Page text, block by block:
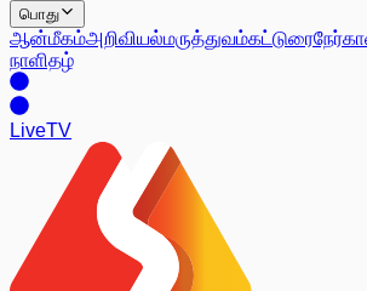
பொது
ஆன்மீகம்அறிவியல்மருத்துவம்கட்டுரை
நாளிதழ்
LiveTV